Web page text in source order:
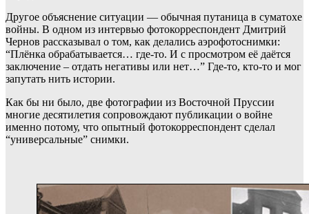
Другое объяснение ситуации — обычная путаница в суматохе
войны. В одном из интервью фотокорреспондент Дмитрий
Чернов рассказывал о том, как делались аэрофотоснимки:
“Плёнка обрабатывается… где-то. И с просмотром её даётся
заключение – отдать негативы или нет…” Где-то, кто-то и мог
запутать нить истории.
Как бы ни было, две фотографии из Восточной Пруссии
многие десятилетия сопровождают публикации о войне
именно потому, что опытный фотокорреспондент сделал
“универсальные” снимки.